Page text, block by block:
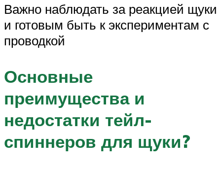
Важно наблюдать за реакцией щуки
и готовым быть к экспериментам с
проводкой
Основные
преимущества и
недостатки тейл-
спиннеров для щуки?